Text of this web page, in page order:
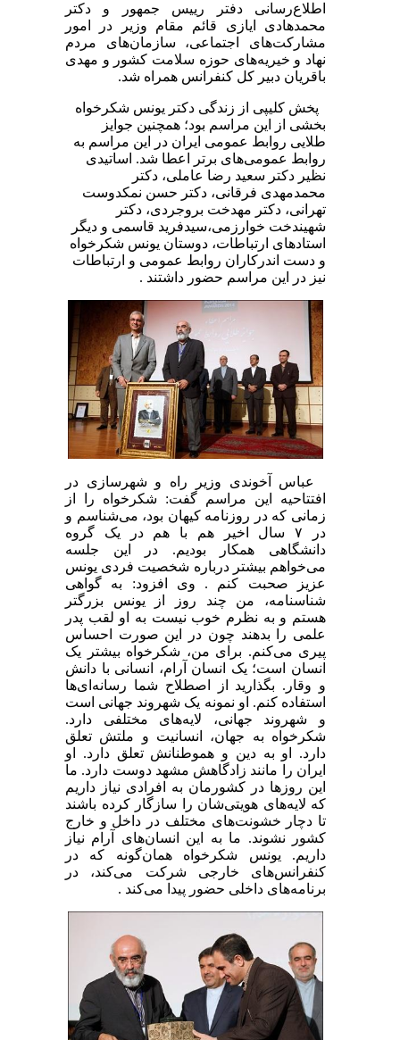
اطلاع‌رسانی دفتر رییس جمهور و دکتر
محمدهادی ایازی قائم مقام وزیر در امور
مشارکت­‌های اجتماعی، سازمان‌های مردم
نهاد و خیریه­‌های حوزه سلامت کشور و مهدی
باقریان دبیر کل کنفرانس همراه شد.
پخش کلیپی از زندگی دکتر یونس شکرخواه
بخشی از این مراسم بود؛ همچنین جوایز
طلایی روابط عمومی ایران در این مراسم به
روابط عمومی‌های برتر اعطا شد. اساتیدی
نظیر دکتر سعید رضا عاملی، دکتر
محمدمهدی فرقانی، دکتر حسن نمکدوست
تهرانی، دکتر مهدخت بروجردی، دکتر
شهیندخت خوارزمی،سیدفرید قاسمی و دیگر
استادهای ارتباطات، دوستان یونس شکرخواه
و دست اندرکاران روابط عمومی و ارتباطات
نیز در این مراسم حضور داشتند .
عباس آخوندی وزیر راه و شهرسازی در
افتتاحیه این مراسم گفت: شکرخواه را از
زمانی که در روزنامه کیهان بود، می‌شناسم و
در ۷ سال اخیر هم با هم در یک گروه
دانشگاهی همکار بودیم. در این جلسه
می‌خواهم بیشتر درباره شخصیت فردی یونس
عزیز صحبت کنم . وی افزود:‌ به گواهی
شناسنامه، من چند روز از یونس بزرگتر
هستم و به نظرم خوب نیست به او لقب پدر
علمی را بدهند چون در این صورت احساس
پیری می‌کنم. برای من، شکرخواه بیشتر یک
انسان است؛ یک انسان آرام، انسانی با دانش
و وقار. بگذارید از اصطلاح شما رسانه‌ای‌ها
استفاده کنم. او نمونه یک شهروند جهانی است
و شهروند جهانی، لایه‌های مختلفی دارد.
شکرخواه به جهان، انسانیت و ملتش تعلق
دارد. او به دین و هموطنانش تعلق دارد. او
ایران را مانند زادگاهش مشهد دوست دارد. ما
این روزها در کشورمان به افرادی نیاز داریم
که لایه‌های هویتی‌شان را سازگار کرده باشند
تا دچار خشونت‌های مختلف در داخل و خارج
کشور نشوند. ما به این انسان‌های آرام نیاز
داریم. یونس شکرخواه همان‌گونه که در
کنفرانس‌های خارجی شرکت می‌کند، در
برنامه‌های داخلی حضور پیدا می‌کند .